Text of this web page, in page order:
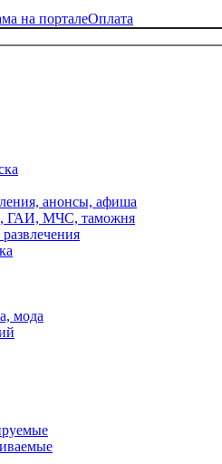
на порталеОплата
анонсы, афиша
ГАИ, МЧС, таможня
мода